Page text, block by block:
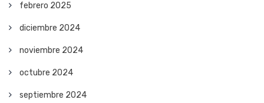
febrero 2025
diciembre 2024
noviembre 2024
octubre 2024
septiembre 2024